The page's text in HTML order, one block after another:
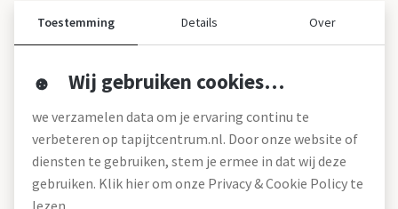
Over tapijtcentrum
Werken bij
Montageservice
Blog
Toestemming Details Over
Wij gebruiken cookies…
we verzamelen data om je ervaring continu te
verbeteren op tapijtcentrum.nl. Door onze website of
diensten te gebruiken, stem je ermee in dat wij deze
gebruiken. Klik hier om onze Privacy & Cookie Policy te
lezen.